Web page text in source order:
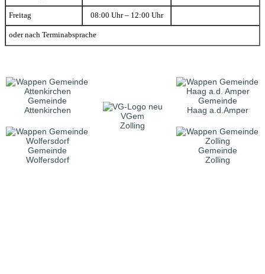
Freitag 08:00 Uhr – 12:00 Uhr
oder nach Terminabsprache
Gemeinde
Attenkirchen
VGem
Zolling
Gemeinde
Haag a.d.Amper
Gemeinde
Wolfersdorf
Gemeinde
Zolling